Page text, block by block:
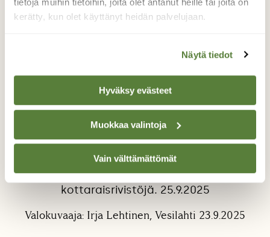
kerätty, kun olet käyttänyt heidän palvelujaan.
Näytä tiedot
Hyväksy evästeet
Muokkaa valintoja
Vain välttämättömät
Kottaraiset
Kottaraiset tarvitsevat langat, joilla voi istua
rivissä. Tässä tapauksessa sähkölankoja ei
ole vielä laitettu maan uumeniin, niinpä sain
illalla laskevan auringon valossa ihailla
kottaraisrivistöjä. 25.9.2025
Valokuvaaja: Irja Lehtinen, Vesilahti 23.9.2025